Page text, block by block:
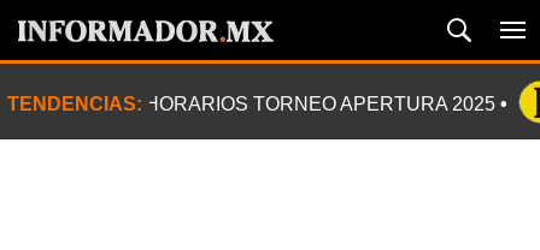
TENDENCIAS: HORARIOS TORNEO APERTURA 2025